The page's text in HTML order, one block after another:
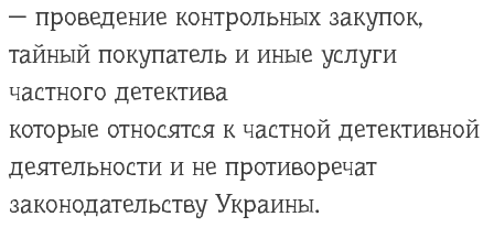
— проведение контрольных закупок,
тайный покупатель и иные услуги
частного детектива
которые относятся к частной детективной
деятельности и не противоречат
законодательству Украины.